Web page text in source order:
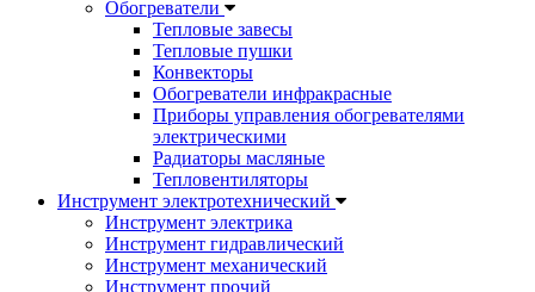
Обогреватели
Тепловые завесы
Тепловые пушки
Конвекторы
Обогреватели инфракрасные
Приборы управления обогревателями
электрическими
Радиаторы масляные
Тепловентиляторы
Инструмент электротехнический
Инструмент электрика
Инструмент гидравлический
Инструмент механический
Инструмент прочий